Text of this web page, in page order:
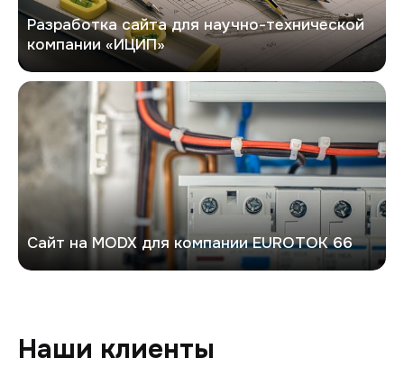
Разработка сайта для научно-технической
компании «ИЦИП»
Евроток
Сайт на MODX для компании EUROTOK 66
Наши клиенты